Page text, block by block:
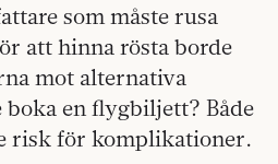
som måste rusa
att hinna rösta borde
mot alternativa
en flygbiljett? Både
risk för komplikationer.